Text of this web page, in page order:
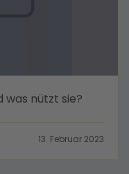
was nützt sie?
13. Februar 2023